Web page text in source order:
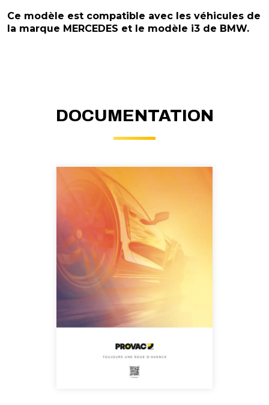
Ce modèle est compatible avec les véhicules de
la marque MERCEDES et le modèle i3 de BMW.
DOCUMENTATION